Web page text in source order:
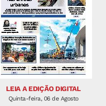
LEIA A EDIÇÃO DIGITAL
Quinta-feira, 06 de Agosto